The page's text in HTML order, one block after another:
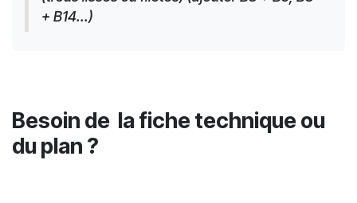
+ B14...)
Besoin de la fiche technique ou
du plan ?